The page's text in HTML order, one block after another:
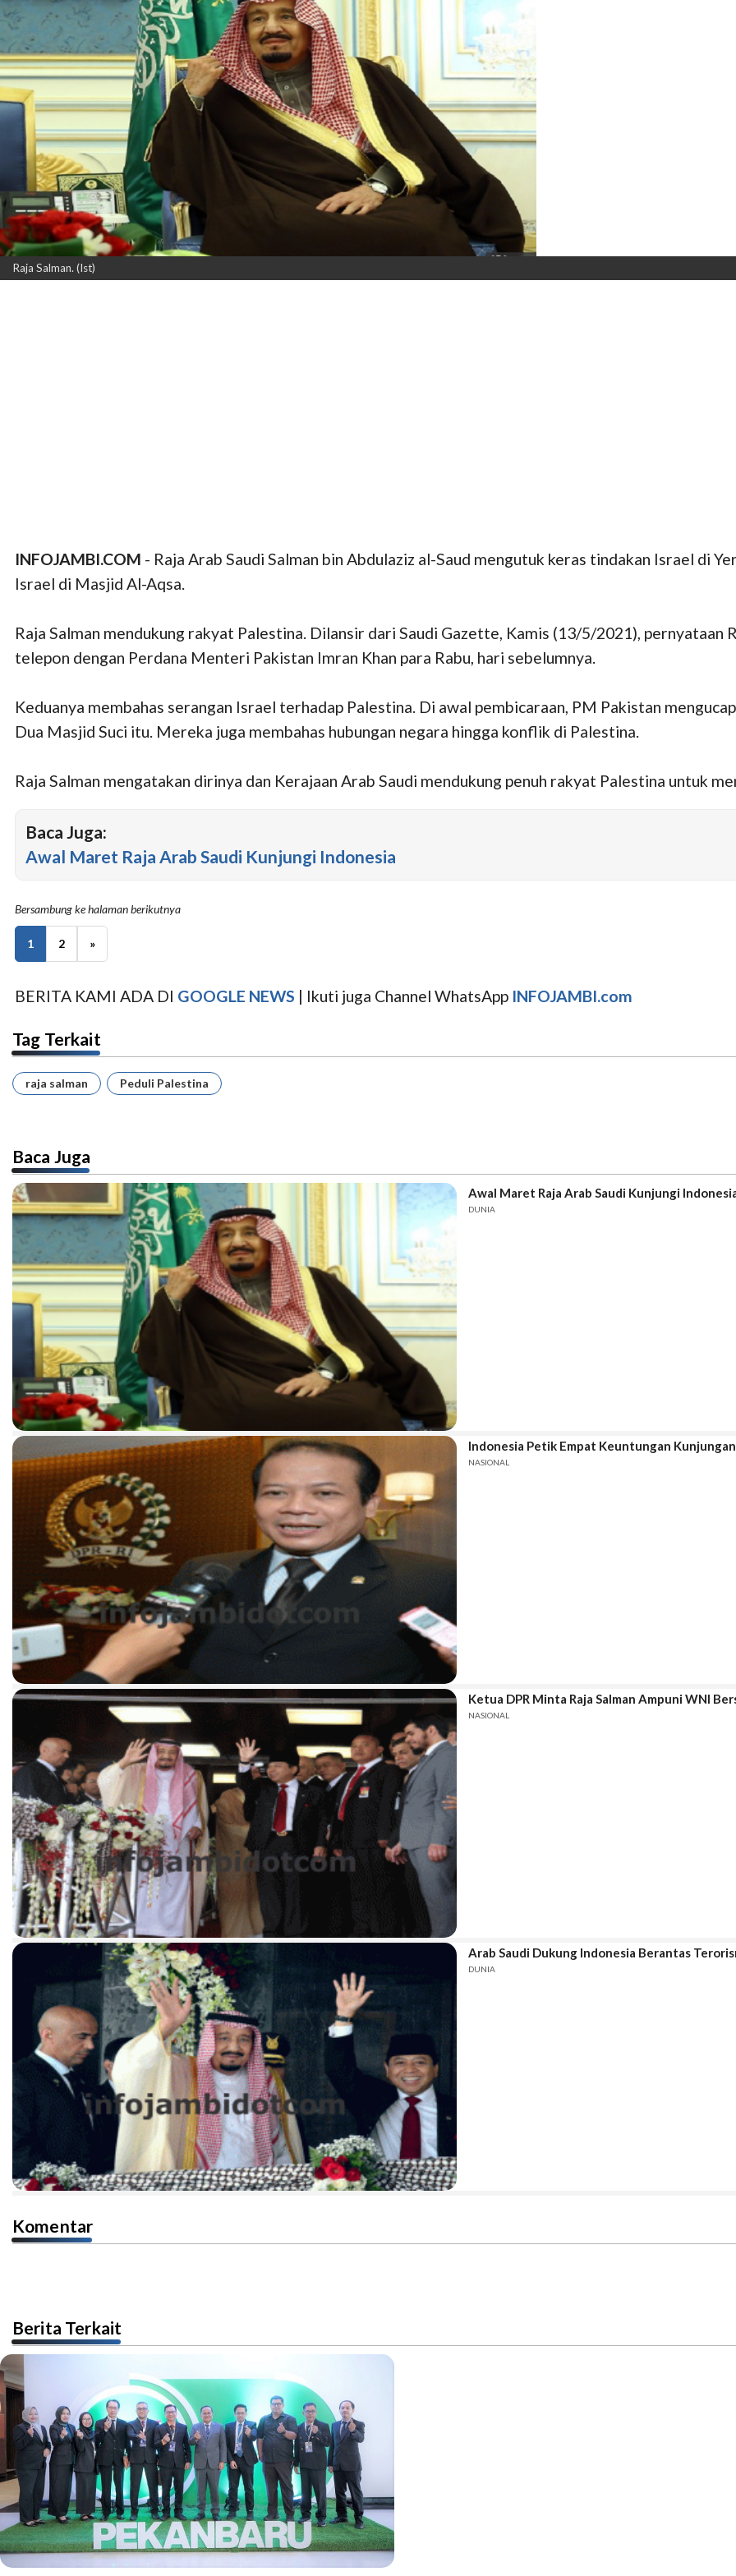
Raja Salman. (Ist)
INFOJAMBI.COM - Raja Arab Saudi Salman bin Abdulaziz al-Saud mengutuk keras tindakan Israel di
Israel di Masjid Al-Aqsa.
Raja Salman mendukung rakyat Palestina. Dilansir dari Saudi Gazette, Kamis (13/5/2021), pernyataan
telepon dengan Perdana Menteri Pakistan Imran Khan para Rabu, hari sebelumnya.
Keduanya membahas serangan Israel terhadap Palestina. Di awal pembicaraan, PM Pakistan
Dua Masjid Suci itu. Mereka juga membahas hubungan negara hingga konflik di Palestina.
Raja Salman mengatakan dirinya dan Kerajaan Arab Saudi mendukung penuh rakyat Palestina untuk
Baca Juga:
Awal Maret Raja Arab Saudi Kunjungi Indonesia
Bersambung ke halaman berikutnya
1 2 »
BERITA KAMI ADA DI GOOGLE NEWS | Ikuti juga Channel WhatsApp INFOJAMBI.com
Tag Terkait
raja salman Peduli Palestina
Baca Juga
Awal Maret Raja Arab Saudi Kunjungi
DUNIA
Indonesia Petik Empat Keuntungan Kunjungan
NASIONAL
Ketua DPR Minta Raja Salman Ampuni WNI
NASIONAL
Arab Saudi Dukung Indonesia Berantas
DUNIA
Komentar
Berita Terkait